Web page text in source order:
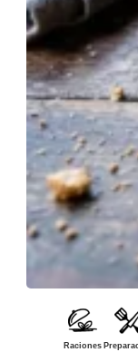
Raciones